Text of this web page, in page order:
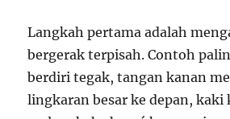
Langkah pertama adalah
bergerak terpisah. Contoh
berdiri tegak, tangan kanan
lingkaran besar ke depan, kaki